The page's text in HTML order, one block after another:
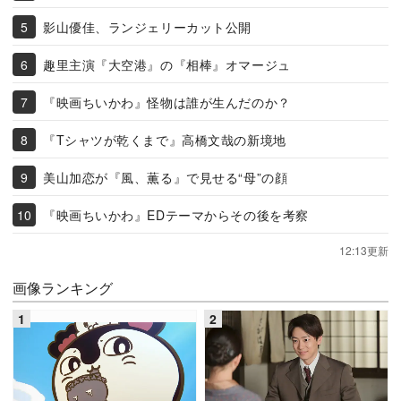
影山優佳、ランジェリーカット公開
趣里主演『大空港』の『相棒』オマージュ
『映画ちいかわ』怪物は誰が生んだのか？
『Tシャツが乾くまで』高橋文哉の新境地
美山加恋が『風、薫る』で見せる“母”の顔
『映画ちいかわ』EDテーマからその後を考察
12:13更新
画像ランキング